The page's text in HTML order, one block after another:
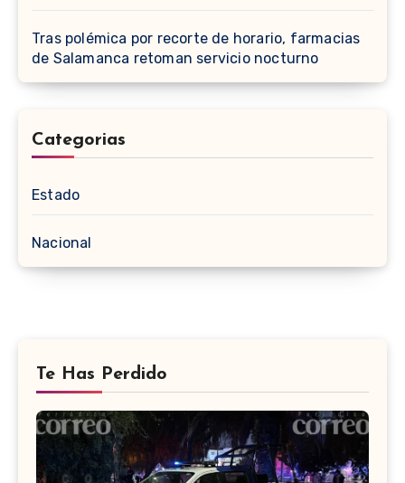
Tras polémica por recorte de horario, farmacias
de Salamanca retoman servicio nocturno
Categorias
Estado
Nacional
Te Has Perdido